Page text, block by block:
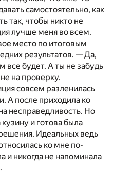
самостоятельно, как
так, чтобы никто не
лучше меня во всем.
место по итоговым
результатов. — Да,
все будет. А ты не забудь
на проверку.
совсем разленилась
А после приходила ко
несправедливость. Но
и готова была
Идеальных ведь
ко мне по-
и никогда не напоминала